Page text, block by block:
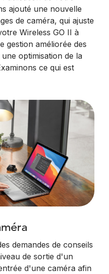
ajouté une nouvelle
de caméra, qui ajuste
Wireless GO II à
gestion améliorée des
optimisation de la
ce qui est
demandes de conseils
de sortie d'un
d'une caméra afin